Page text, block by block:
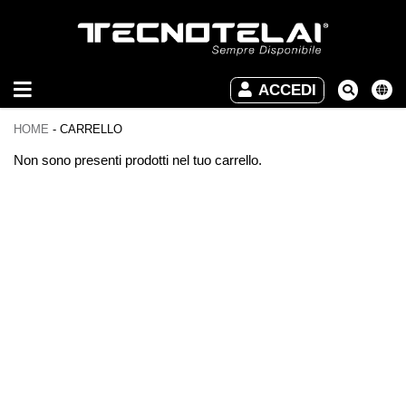
ACCEDI
INDUSTRIALE
UFFICIO
HOME - CARRELLO
Non sono presenti prodotti nel tuo carrello.